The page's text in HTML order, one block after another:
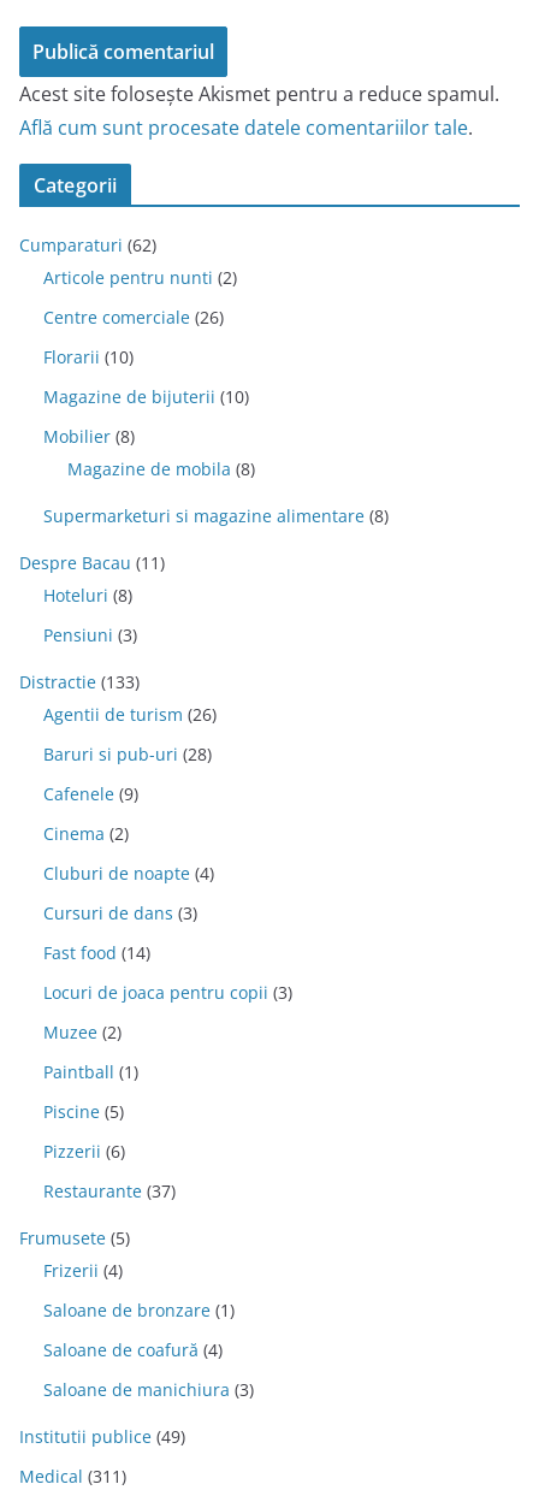
Acest site folosește Akismet pentru a reduce spamul.
Află cum sunt procesate datele comentariilor tale.
Categorii
Cumparaturi (62)
Articole pentru nunti (2)
Centre comerciale (26)
Florarii (10)
Magazine de bijuterii (10)
Mobilier (8)
Magazine de mobila (8)
Supermarketuri si magazine alimentare (8)
Despre Bacau (11)
Hoteluri (8)
Pensiuni (3)
Distractie (133)
Agentii de turism (26)
Baruri si pub-uri (28)
Cafenele (9)
Cinema (2)
Cluburi de noapte (4)
Cursuri de dans (3)
Fast food (14)
Locuri de joaca pentru copii (3)
Muzee (2)
Paintball (1)
Piscine (5)
Pizzerii (6)
Restaurante (37)
Frumusete (5)
Frizerii (4)
Saloane de bronzare (1)
Saloane de coafură (4)
Saloane de manichiura (3)
Institutii publice (49)
Medical (311)